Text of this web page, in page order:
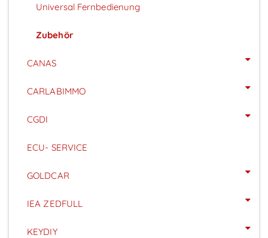
Universal Fernbedienung
Zubehör
CANAS
CARLABIMMO
CGDI
ECU- SERVICE
GOLDCAR
IEA ZEDFULL
KEYDIY